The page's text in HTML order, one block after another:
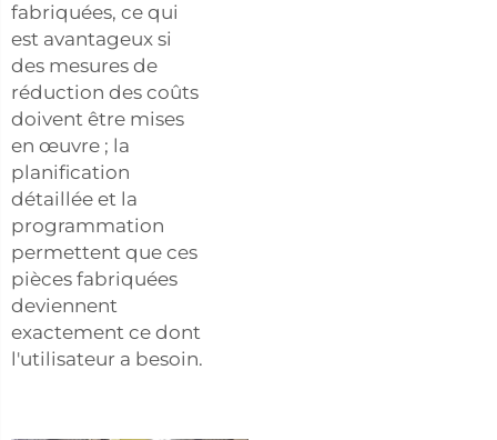
fabriquées, ce qui
est avantageux si
des mesures de
réduction des coûts
doivent être mises
en œuvre ; la
planification
détaillée et la
programmation
permettent que ces
pièces fabriquées
deviennent
exactement ce dont
l'utilisateur a besoin.